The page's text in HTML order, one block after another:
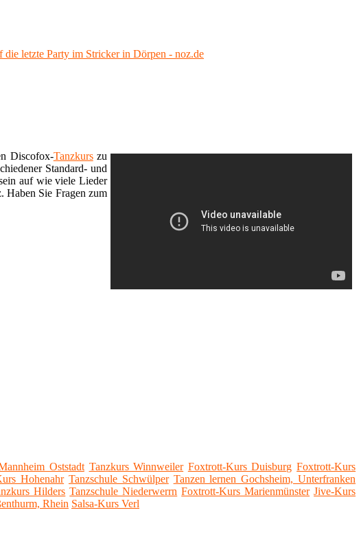
letzte Party im Stricker in Dörpen - noz.de
Discofox-Tanzkurszu
Standard- und
auf wie viele Lieder
Haben Sie Fragen zum
Oststadt Tanzkurs Winnweiler Foxtrott-Kurs Duisburg Foxtrott-Kurs
Hohenahr Tanzschule Schwülper Tanzen lernen Gochsheim, Unterfranken
Hilders Tanzschule Niederwerrn Foxtrott-Kurs Marienmünster Jive-Kurs
Rhein Salsa-Kurs Verl